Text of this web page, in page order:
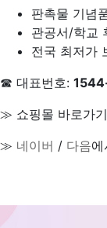
판촉물 기념
관공서/학교
전국 최저가
☎ 대표번호:
≫ 쇼핑몰 바로가기
≫ 네이버 / 다음